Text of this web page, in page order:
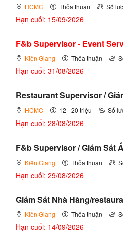
HCMC Thỏa thuận Số
Hạn cuối: 15/09/2026
F&b Supervisor - Event
Kiên Giang Thỏa thuận
Hạn cuối: 31/08/2026
Restaurant Supervisor /
HCMC 12 - 20 triệu Số
Hạn cuối: 28/08/2026
F&b Supervisor / Giám Sát
Kiên Giang Thỏa thuận
Hạn cuối: 29/08/2026
Giám Sát Nhà Hàng/
Kiên Giang Thỏa thuận
Hạn cuối: 14/09/2026